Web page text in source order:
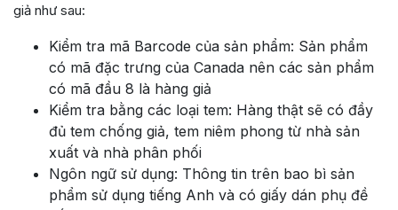
giả như sau:
Kiểm tra mã Barcode của sản phẩm: Sản phẩm
có mã đặc trưng của Canada nên các sản phẩm
có mã đầu 8 là hàng giả
Kiểm tra bằng các loại tem: Hàng thật sẽ có đầy
đủ tem chống giả, tem niêm phong từ nhà sản
xuất và nhà phân phối
Ngôn ngữ sử dụng: Thông tin trên bao bì sản
phẩm sử dụng tiếng Anh và có giấy dán phụ đề